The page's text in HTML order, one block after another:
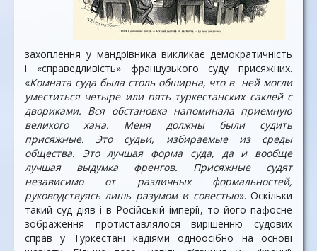
захоплення у мандрівника викликає демократичність
і «справедливість» французького суду присяжних.
«Комната суда была столь обширна, что в ней могли
уместиться четыре или пять туркестанских саклей с
двориками. Вся обстановка напоминала приемную
великого хана. Меня должны были судить
присяжные. Это судьи, избираемые из среды
общества. Это лучшая форма суда, да и вообще
лучшая выдумка френгов. Присяжные судят
независимо от различных формальностей,
руководствуясь лишь разумом и совестью». Оскільки
такий суд діяв і в Російській імперії, то його пафосне
зображення протиставлялося вирішенню судових
справ у Туркестані кадіями одноосібно на основі